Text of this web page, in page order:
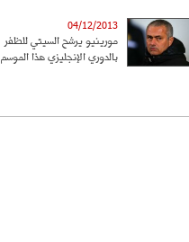
04/12/2013
مورينيو يرشح السيتي للظفر
بالدوري الإنجليزي هذا الموسم